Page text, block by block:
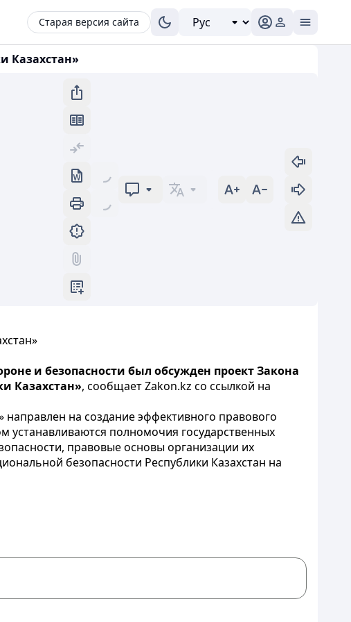
Старая версия сайта
Казахстан»
и безопасности был обсужден проект Закона
Казахстан», сообщает Zakon.kz со ссылкой на
направлен на создание эффективного правового
устанавливаются полномочия государственных
правовые основы организации их
безопасности Республики Казахстан на